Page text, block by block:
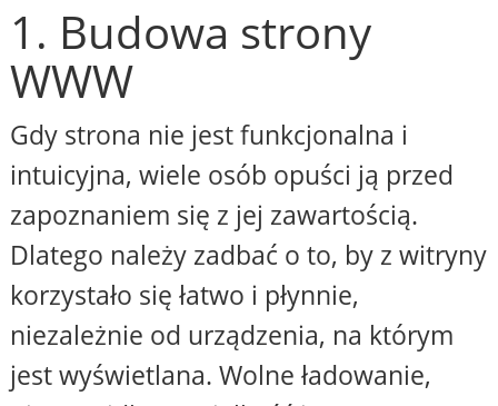
1. Budowa strony
WWW
Gdy strona nie jest funkcjonalna i
intuicyjna, wiele osób opuści ją przed
zapoznaniem się z jej zawartością.
Dlatego należy zadbać o to, by z witryny
korzystało się łatwo i płynnie,
niezależnie od urządzenia, na którym
jest wyświetlana. Wolne ładowanie,